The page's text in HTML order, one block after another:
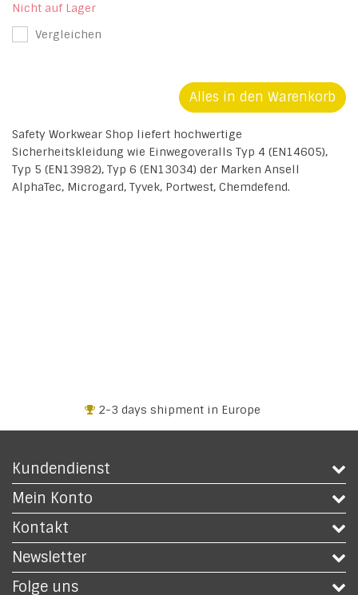
Nicht auf Lager
Vergleichen
Alles in den Warenkorb
Safety Workwear Shop liefert hochwertige
Sicherheitskleidung wie Einwegoveralls Typ 4 (EN14605),
Typ 5 (EN13982), Typ 6 (EN13034) der Marken Ansell
AlphaTec, Microgard, Tyvek, Portwest, Chemdefend.
2-3 days shipment in Europe
Kundendienst
Mein Konto
Kontakt
Newsletter
Folge uns